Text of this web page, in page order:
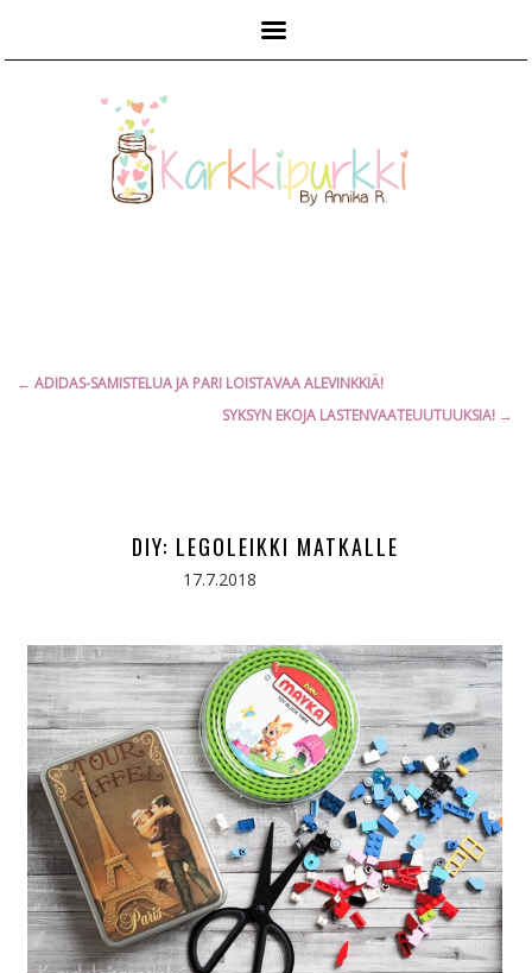
Artikkelien
← ADIDAS-SAMISTELUA JA PARI LOISTAVAA ALEVINKKIÄ!
SYKSYN EKOJA LASTENVAATEUUTUUKSIA! →
DIY: LEGOLEIKKI MATKALLE
17.7.2018